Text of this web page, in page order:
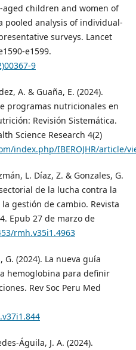
children and women of
pooled analysis of individual-
surveys. Lancet
e1599.
9
A. & Guaña, E. (2024).
programas nutricionales en
Revisión Sistemática.
Science Research 4(2)
index.php/IBEROJHR/article/
L. Díaz, Z. & Gonzales, G.
de la lucha contra la
gestión de cambio. Revista
Epub 27 de marzo de
rmh.v35i1.4963
G. (2024). La nueva guía
hemoglobina para definir
Rev Soc Peru Med
Águila, J. A. (2024).